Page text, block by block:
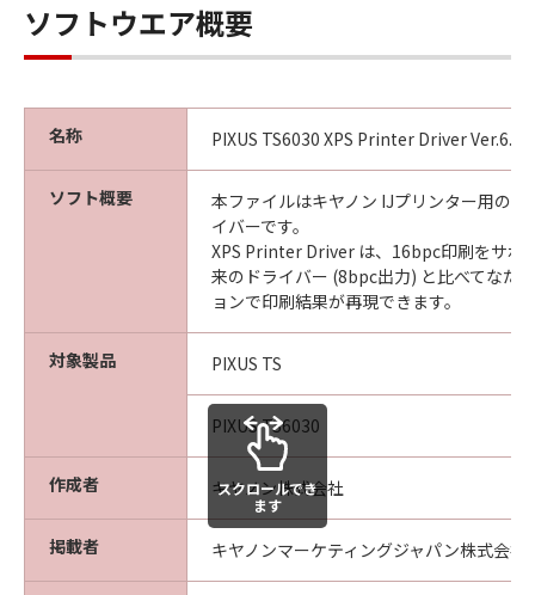
ソフトウエア概要
名称 PIXUS TS6030 XPS Printer Driver
ソフト概要
本ファイルはキヤノン IJプリンター用の
イバーです。
XPS Printer Driver は、16bpc印刷をサポ
来のドライバー (8bpc出力) と比べてなだ
ョンで印刷結果が再現できます。
対象製品 PIXUS TS
PIXUS TS6030
作成者 キヤノン株式会社
掲載者 キヤノンマーケティングジャパン株式会社
スクロールでき
ます